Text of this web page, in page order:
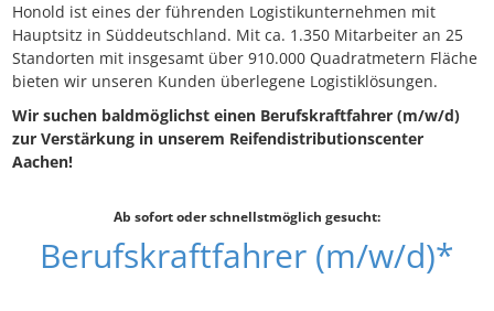
Honold ist eines der führenden Logistikunternehmen mit
Hauptsitz in Süddeutschland. Mit ca. 1.350 Mitarbeiter an 25
Standorten mit insgesamt über 910.000 Quadratmetern Fläche
bieten wir unseren Kunden überlegene Logistiklösungen.
Wir suchen baldmöglichst einen Berufskraftfahrer (m/w/d)
zur Verstärkung in unserem Reifendistributionscenter
Aachen!
Ab sofort oder schnellstmöglich gesucht:
Berufskraftfahrer (m/w/d)*